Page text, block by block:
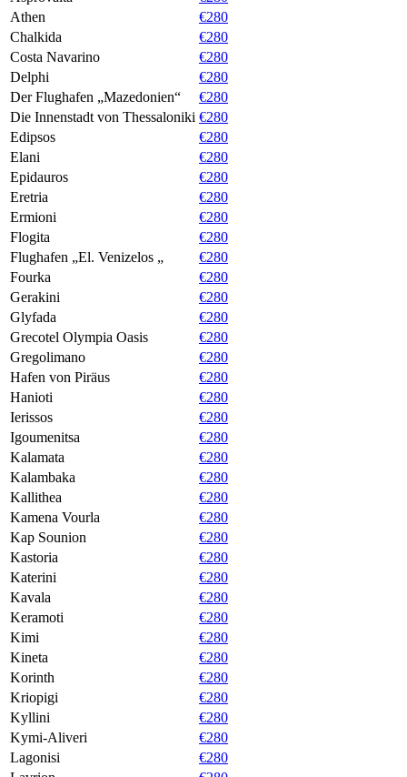
Athen
€280
Chalkida
€280
Costa Navarino
€280
Delphi
€280
Der Flughafen „Mazedonien“
€280
Die Innenstadt von Thessaloniki €280
Edipsos
€280
Elani
€280
Epidauros
€280
Eretria
€280
Ermioni
€280
Flogita
€280
Flughafen „El. Venizelos „
€280
Fourka
€280
Gerakini
€280
Glyfada
€280
Grecotel Olympia Oasis
€280
Gregolimano
€280
Hafen von Piräus
€280
Hanioti
€280
Ierissos
€280
Igoumenitsa
€280
Kalamata
€280
Kalambaka
€280
Kallithea
€280
Kamena Vourla
€280
Kap Sounion
€280
Kastoria
€280
Katerini
€280
Kavala
€280
Keramoti
€280
Kimi
€280
Kineta
€280
Korinth
€280
Kriopigi
€280
Kyllini
€280
Kymi-Aliveri
€280
Lagonisi
€280